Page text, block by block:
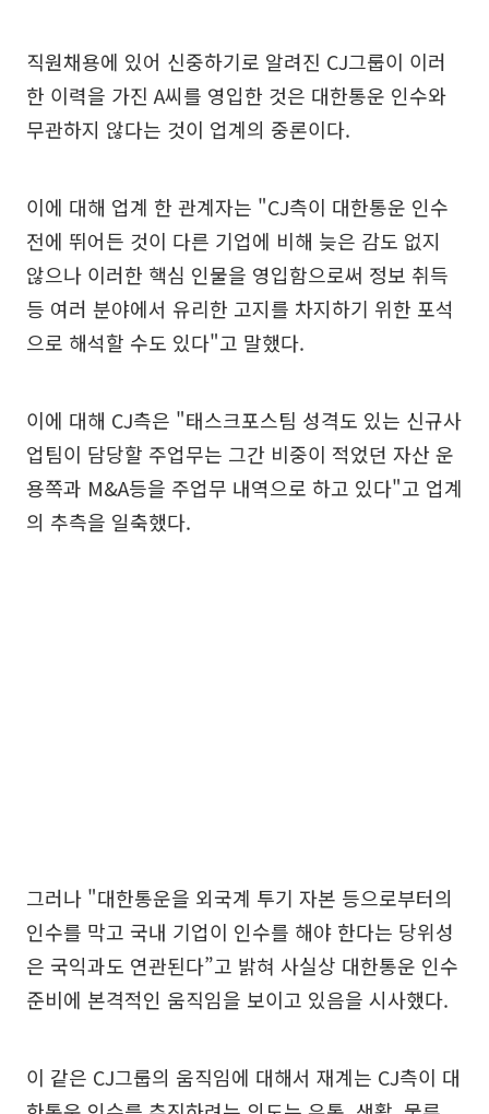
직원채용에 있어 신중하기로 알려진 CJ그룹이 이러
한 이력을 가진 A씨를 영입한 것은 대한통운 인수와
무관하지 않다는 것이 업계의 중론이다.
이에 대해 업계 한 관계자는 "CJ측이 대한통운 인수
전에 뛰어든 것이 다른 기업에 비해 늦은 감도 없지
않으나 이러한 핵심 인물을 영입함으로써 정보 취득
등 여러 분야에서 유리한 고지를 차지하기 위한 포석
으로 해석할 수도 있다"고 말했다.
이에 대해 CJ측은 "태스크포스팀 성격도 있는 신규사
업팀이 담당할 주업무는 그간 비중이 적었던 자산 운
용쪽과 M&A등을 주업무 내역으로 하고 있다"고 업계
의 추측을 일축했다.
그러나 "대한통운을 외국계 투기 자본 등으로부터의
인수를 막고 국내 기업이 인수를 해야 한다는 당위성
은 국익과도 연관된다”고 밝혀 사실상 대한통운 인수
준비에 본격적인 움직임을 보이고 있음을 시사했다.
이 같은 CJ그룹의 움직임에 대해서 재계는 CJ측이 대